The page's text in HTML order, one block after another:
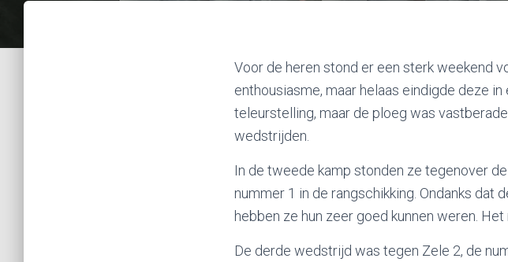
Voor de heren stond er een sterk weekend
enthousiasme, maar helaas eindigde deze
teleurstelling, maar de ploeg was
wedstrijden.
In de tweede kamp stonden ze tegenover
nummer 1 in de rangschikking. Ondanks
hebben ze hun zeer goed kunnen weren.
De derde wedstrijd was tegen Zele 2, de